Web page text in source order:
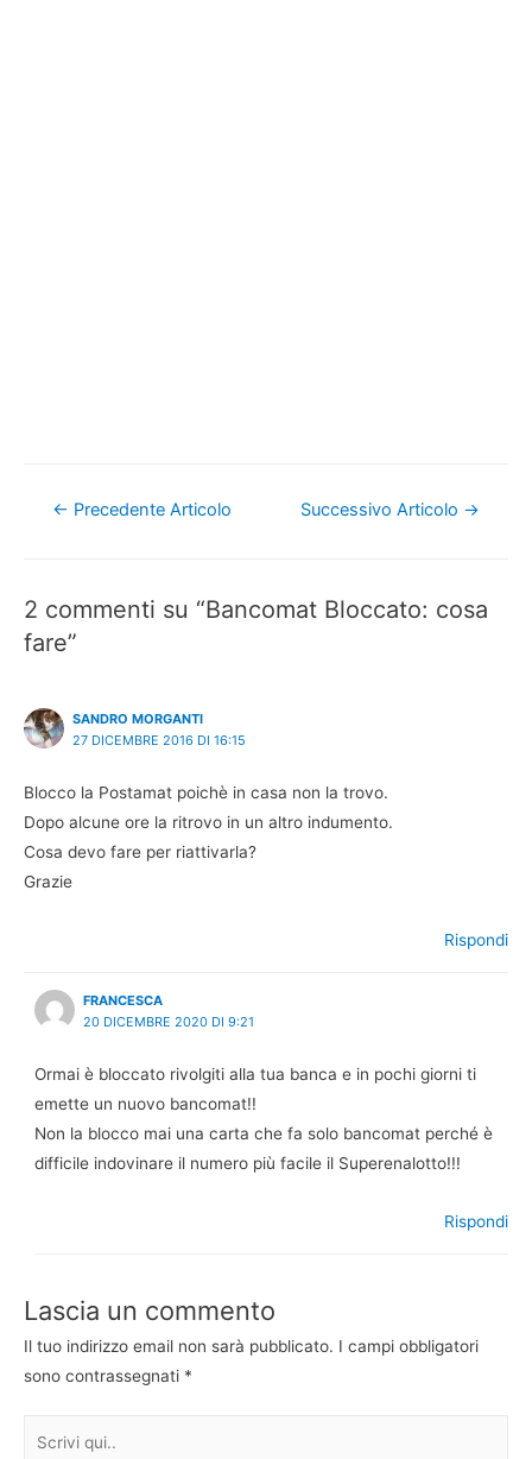
Navigazione
← Precedente Articolo Successivo Articolo →
2 commenti su “Bancomat Bloccato: cosa
fare”
SANDRO MORGANTI
27 DICEMBRE 2016 DI 16:15
Blocco la Postamat poichè in casa non la trovo.
Dopo alcune ore la ritrovo in un altro indumento.
Cosa devo fare per riattivarla?
Grazie
Rispondi
FRANCESCA
20 DICEMBRE 2020 DI 9:21
Ormai è bloccato rivolgiti alla tua banca e in pochi giorni ti
emette un nuovo bancomat!!
Non la blocco mai una carta che fa solo bancomat perché è
difficile indovinare il numero più facile il Superenalotto!!!
Rispondi
Lascia un commento
Il tuo indirizzo email non sarà pubblicato. I campi obbligatori
sono contrassegnati *